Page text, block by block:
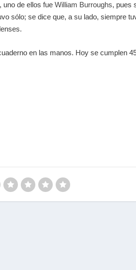
uno de ellos fueWilliam Burroughs, pues
sólo; se dice que, a su lado, siempre
en las manos. Hoy se cumplen